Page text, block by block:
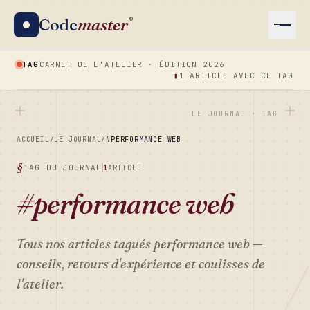
Codemaster®
TAG CARNET DE L'ATELIER · ÉDITION 2026
▮ 1 ARTICLE AVEC CE TAG
LE JOURNAL · TAG
ACCUEIL/LE JOURNAL/#PERFORMANCE WEB
TAG DU JOURNAL 1ARTICLE
#performance web
Tous nos articles tagués performance web—
conseils, retours d'expérience et coulisses de
l'atelier.